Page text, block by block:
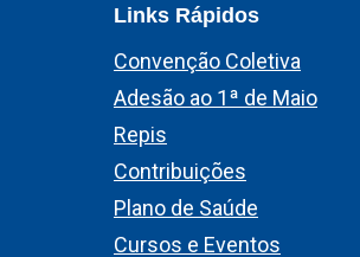
Links Rápidos
Convenção Coletiva
Adesão ao 1ª de Maio
Repis
Contribuições
Plano de Saúde
Cursos e Eventos